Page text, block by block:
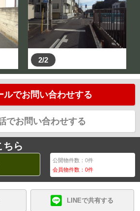
2/2
ルでお問い合わせする
でお問い合わせする
ちら
公開物件数：0件
会員物件数：0件
LINEで共有する